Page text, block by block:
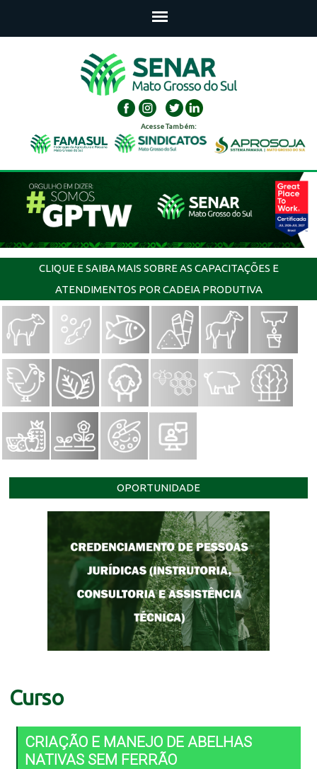
Acesse Também:
CLIQUE E SAIBA MAIS SOBRE AS CAPACITAÇÕES E
ATENDIMENTOS POR CADEIA PRODUTIVA
OPORTUNIDADE
Curso
CRIAÇÃO E MANEJO DE ABELHAS
NATIVAS SEM FERRÃO